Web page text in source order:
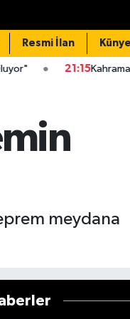
Resmi İlan Künye
Kahramanmaraş'ta
meydana